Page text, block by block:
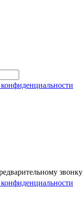
звонку